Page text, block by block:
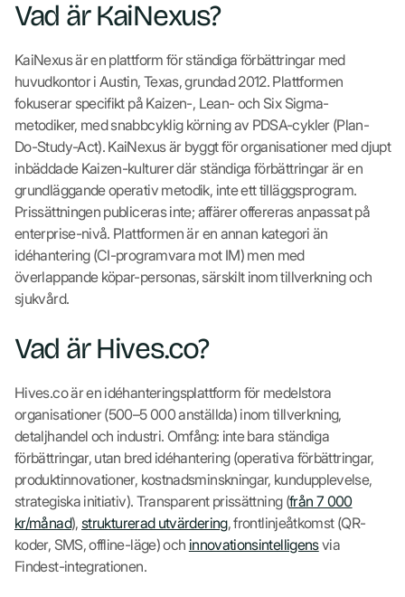
Vad är KaiNexus?
KaiNexus är en plattform för ständiga förbättringar med
huvudkontor i Austin, Texas, grundad 2012. Plattformen
fokuserar specifikt på Kaizen-, Lean- och Six Sigma-
metodiker, med snabbcyklig körning av PDSA-cykler (Plan-
Do-Study-Act). KaiNexus är byggt för organisationer med djupt
inbäddade Kaizen-kulturer där ständiga förbättringar är en
grundläggande operativ metodik, inte ett tilläggsprogram.
Prissättningen publiceras inte; affärer offereras anpassat på
enterprise-nivå. Plattformen är en annan kategori än
idéhantering (CI-programvara mot IM) men med
överlappande köpar-personas, särskilt inom tillverkning och
sjukvård.
Vad är Hives.co?
Hives.co är en idéhanteringsplattform för medelstora
organisationer (500–5 000 anställda) inom tillverkning,
detaljhandel och industri. Omfång: inte bara ständiga
förbättringar, utan bred idéhantering (operativa förbättringar,
produktinnovationer, kostnadsminskningar, kundupplevelse,
strategiska initiativ). Transparent prissättning (från 7 000
kr/månad), strukturerad utvärdering, frontlinjeåtkomst (QR-
koder, SMS, offline-läge) och innovationsintelligensvia
Findest-integrationen.